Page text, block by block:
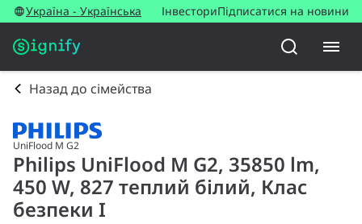
Україна - Українська ІнвесториПідписатися на новини
Назад до сімейства
UniFlood M G2
Philips UniFlood M G2, 35850 lm,
450 W, 827 теплий білий, Клас
безпеки I